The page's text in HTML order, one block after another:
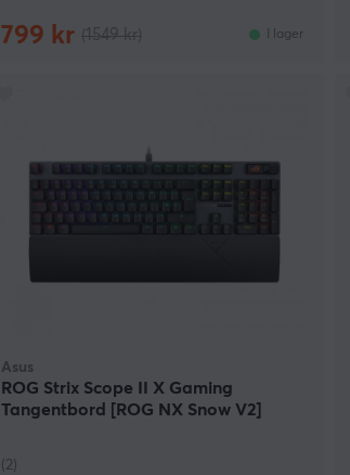
799 kr I lager
Asus
ROG Strix Scope II X Gaming
Tangentbord [ROG NX Snow V2]
(2)